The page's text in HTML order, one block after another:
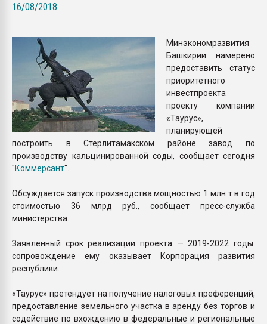
16/08/2018
Минэкономразвития
Башкирии намерено
предоставить статус
приоритетного
инвестпроекта
проекту компании
«Таурус»,
планирующей
построить в Стерлитамакском районе завод по
производству кальцинированной соды, сообщает сегодня
"Коммерсант".
Обсуждается запуск производства мощностью 1 млн т в год
стоимостью 36 млрд руб., сообщает пресс-служба
министерства.
Заявленный срок реализации проекта — 2019-2022 годы.
сопровождение ему оказывает Корпорация развития
республики.
«Таурус» претендует на получение налоговых преференций,
предоставление земельного участка в аренду без торгов и
содействие по вхождению в федеральные и региональные